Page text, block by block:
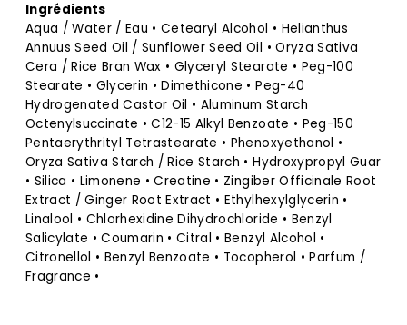
Ingrédients
Aqua / Water / Eau • Cetearyl Alcohol • Helianthus
Annuus Seed Oil / Sunflower Seed Oil • Oryza Sativa
Cera / Rice Bran Wax • Glyceryl Stearate • Peg-100
Stearate • Glycerin • Dimethicone • Peg-40
Hydrogenated Castor Oil • Aluminum Starch
Octenylsuccinate • C12-15 Alkyl Benzoate • Peg-150
Pentaerythrityl Tetrastearate • Phenoxyethanol •
Oryza Sativa Starch / Rice Starch • Hydroxypropyl Guar
• Silica • Limonene • Creatine • Zingiber Officinale Root
Extract / Ginger Root Extract • Ethylhexylglycerin •
Linalool • Chlorhexidine Dihydrochloride • Benzyl
Salicylate • Coumarin • Citral • Benzyl Alcohol •
Citronellol • Benzyl Benzoate • Tocopherol • Parfum /
Fragrance •